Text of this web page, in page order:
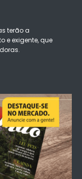
terão a
e exigente, que